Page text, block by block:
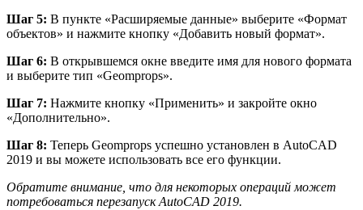
Шаг 5: В пункте «Расширяемые данные» выберите «Формат
объектов» и нажмите кнопку «Добавить новый формат».
Шаг 6: В открывшемся окне введите имя для нового формата
и выберите тип «Geomprops».
Шаг 7: Нажмите кнопку «Применить» и закройте окно
«Дополнительно».
Шаг 8: Теперь Geomprops успешно установлен в AutoCAD
2019 и вы можете использовать все его функции.
Обратите внимание, что для некоторых операций может
потребоваться перезапуск AutoCAD 2019.